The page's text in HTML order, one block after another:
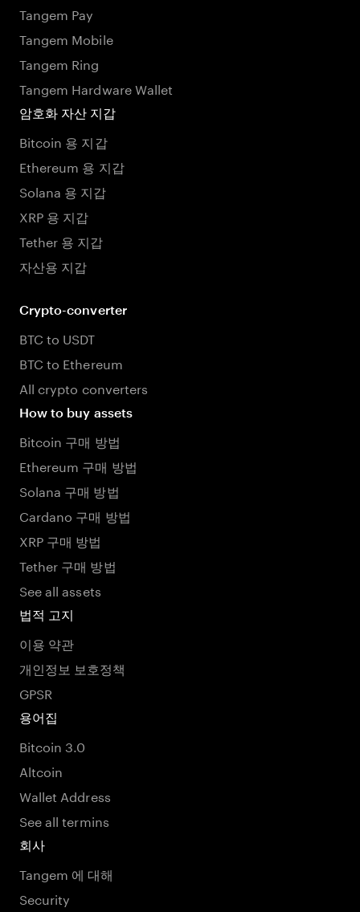
Tangem Pay
Tangem Mobile
Tangem Ring
Tangem Hardware Wallet
암호화 자산 지갑
Bitcoin 용 지갑
Ethereum 용 지갑
Solana 용 지갑
XRP 용 지갑
Tether 용 지갑
자산용 지갑
Crypto-converter
BTC to USDT
BTC to Ethereum
All crypto converters
How to buy assets
Bitcoin 구매 방법
Ethereum 구매 방법
Solana 구매 방법
Cardano 구매 방법
XRP 구매 방법
Tether 구매 방법
See all assets
법적 고지
이용 약관
개인정보 보호정책
GPSR
용어집
Bitcoin 3.0
Altcoin
Wallet Address
See all termins
회사
Tangem 에 대해
Security